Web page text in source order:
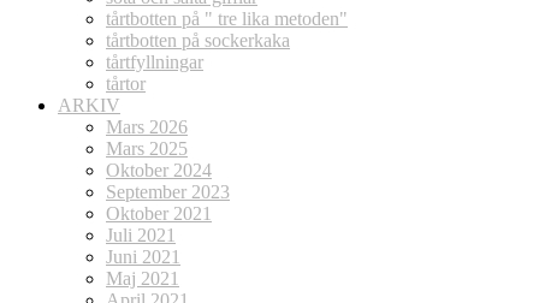
tårtbotten på " tre lika metoden"
tårtbotten på sockerkaka
tårtfyllningar
tårtor
ARKIV
Mars 2026
Mars 2025
Oktober 2024
September 2023
Oktober 2021
Juli 2021
Juni 2021
Maj 2021